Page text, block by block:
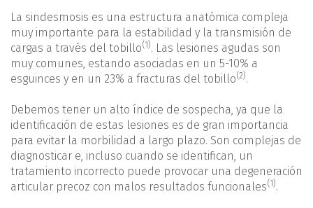
La sindesmosis es una estructura anatómica compleja
muy importante para la estabilidad y la transmisión de
cargas a través del tobillo(1). Las lesiones agudas son
muy comunes, estando asociadas en un 5-10% a
esguinces y en un 23% a fracturas del tobillo(2).
Debemos tener un alto índice de sospecha, ya que la
identificación de estas lesiones es de gran importancia
para evitar la morbilidad a largo plazo. Son complejas de
diagnosticar e, incluso cuando se identifican, un
tratamiento incorrecto puede provocar una degeneración
articular precoz con malos resultados funcionales(1).